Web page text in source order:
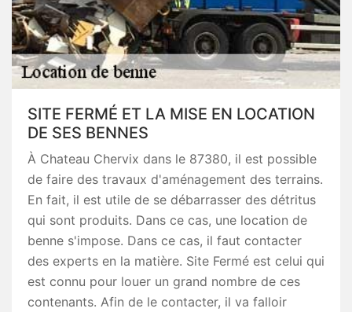
SITE FERMÉ ET LA MISE EN LOCATION
DE SES BENNES
À Chateau Chervix dans le 87380, il est possible
de faire des travaux d'aménagement des terrains.
En fait, il est utile de se débarrasser des détritus
qui sont produits. Dans ce cas, une location de
benne s'impose. Dans ce cas, il faut contacter
des experts en la matière. Site Fermé est celui qui
est connu pour louer un grand nombre de ces
contenants. Afin de le contacter, il va falloir